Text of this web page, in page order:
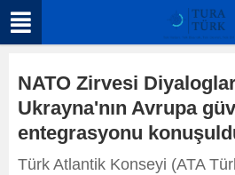
NATO Zirvesi
Ukrayna'nın Avrupa
entegrasyonu
Türk Atlantik Konseyi (ATA